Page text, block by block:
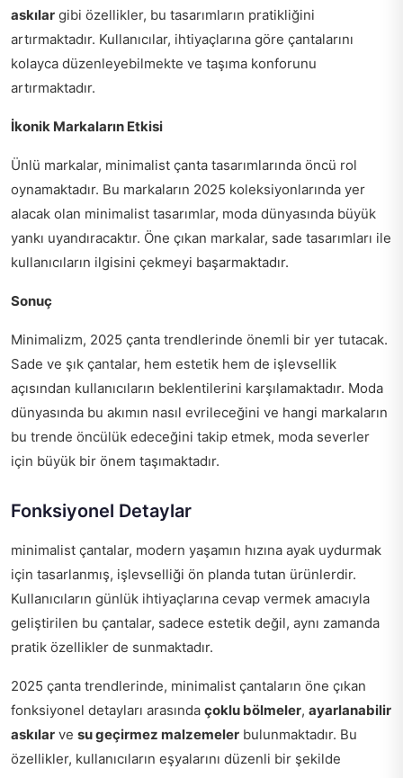
askılar gibi özellikler, bu tasarımların pratikliğini
artırmaktadır. Kullanıcılar, ihtiyaçlarına göre çantalarını
kolayca düzenleyebilmekte ve taşıma konforunu
artırmaktadır.
İkonik Markaların Etkisi
Ünlü markalar, minimalist çanta tasarımlarında öncü rol
oynamaktadır. Bu markaların 2025 koleksiyonlarında yer
alacak olan minimalist tasarımlar, moda dünyasında büyük
yankı uyandıracaktır. Öne çıkan markalar, sade tasarımları ile
kullanıcıların ilgisini çekmeyi başarmaktadır.
Sonuç
Minimalizm, 2025 çanta trendlerinde önemli bir yer tutacak.
Sade ve şık çantalar, hem estetik hem de işlevsellik
açısından kullanıcıların beklentilerini karşılamaktadır. Moda
dünyasında bu akımın nasıl evrileceğini ve hangi markaların
bu trende öncülük edeceğini takip etmek, moda severler
için büyük bir önem taşımaktadır.
Fonksiyonel Detaylar
minimalist çantalar, modern yaşamın hızına ayak uydurmak
için tasarlanmış, işlevselliği ön planda tutan ürünlerdir.
Kullanıcıların günlük ihtiyaçlarına cevap vermek amacıyla
geliştirilen bu çantalar, sadece estetik değil, aynı zamanda
pratik özellikler de sunmaktadır.
2025 çanta trendlerinde, minimalist çantaların öne çıkan
fonksiyonel detayları arasında çoklu bölmeler, ayarlanabilir
askılar ve su geçirmez malzemeler bulunmaktadır. Bu
özellikler, kullanıcıların eşyalarını düzenli bir şekilde